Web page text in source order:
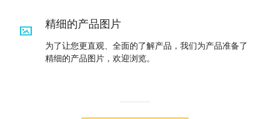
精细的产品图片
为了让您更直观、全面的了解产品，我们为产品准备了
精细的产品图片，欢迎浏览。